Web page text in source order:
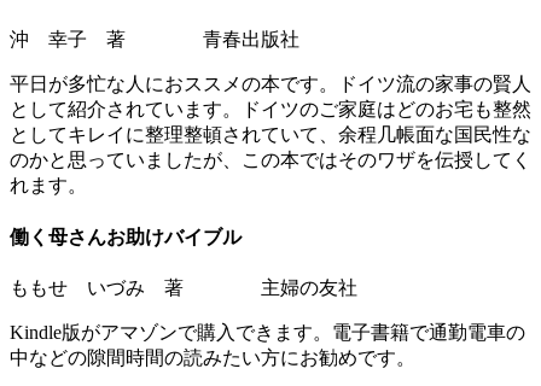
沖 幸子 著 青春出版社
平日が多忙な人におススメの本です。ドイツ流の家事の賢人
として紹介されています。ドイツのご家庭はどのお宅も整然
としてキレイに整理整頓されていて、余程几帳面な国民性な
のかと思っていましたが、この本ではそのワザを伝授してく
れます。
働く母さんお助けバイブル
ももせ いづみ 著 主婦の友社
Kindle版がアマゾンで購入できます。電子書籍で通勤電車の
中などの隙間時間の読みたい方にお勧めです。